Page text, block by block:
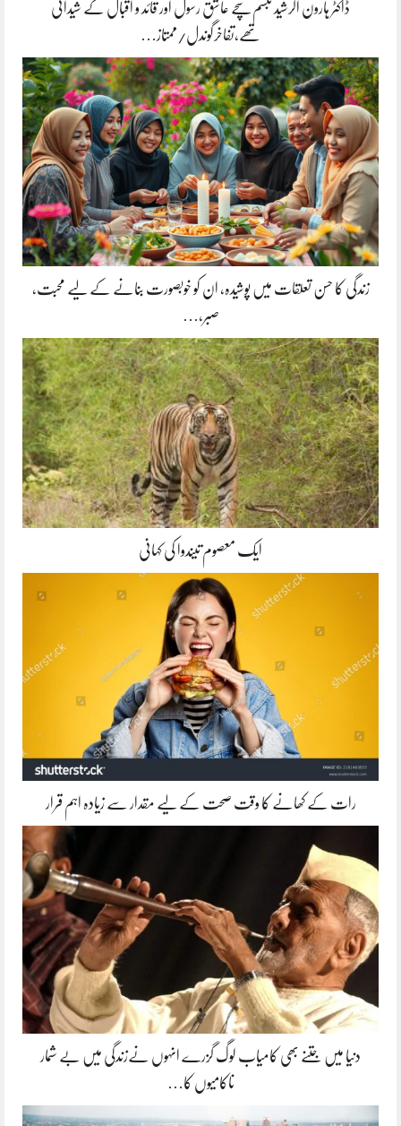
ڈاکٹر ہارون الرشید تبسم سچے عاشق رسول اور قائد و اقبال کے شیدائی
تھے،تفاخرگوندل/ممتاز…
زندگی کا حسن تعلقات میں پوشیدہ, ان کو خوبصورت بنانے کے لیے محبت،
صبر،…
ایک معصوم تیندوا کی کہانی
رات کے کھانے کا وقت صحت کے لیے مقدار سے زیادہ اہم قرار
دنیا میں جتنے بھی کامیاب لوگ گزرے انہوں نےزندگی میں بے شمار
ناکامیوں کا…